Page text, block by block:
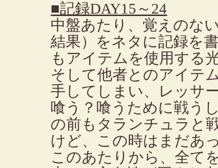
■記録DAY15～24
中盤あたり、覚えのな
結果）をネタに記録を
もアイテムを使用する
そして他者とのアイテ
手してしまい、レッサ
喰う？喰うために戦う
の前もタランチュラと
けど、この時はまだあ
このあたりから、全て